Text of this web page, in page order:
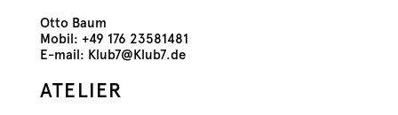
Otto Baum
Mobil: +49 176 23581481
E-mail: Klub7@Klub7.de
ATELIER